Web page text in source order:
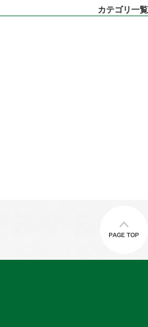
カテゴリ一覧